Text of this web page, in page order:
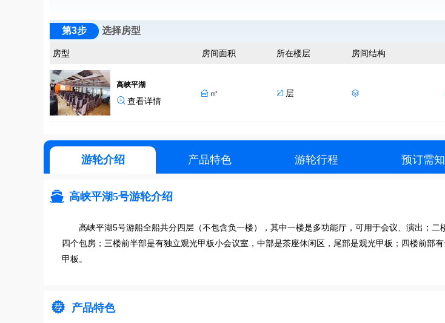
第3步 选择房型
房型 房间面积 所在楼层 房间结构
高峡平湖
 查看详情
 ㎡  层 
游轮介绍 产品特色 游轮行程 预订需知
 高峡平湖5号游轮介绍
高峡平湖5号游船全船共分四层（不包含负一楼），其中一楼是多功能厅，可用于会议、演出；二
四个包房；三楼前半部是有独立观光甲板小会议室，中部是茶座休闲区，尾部是观光甲板；四楼前部
甲板。
 产品特色